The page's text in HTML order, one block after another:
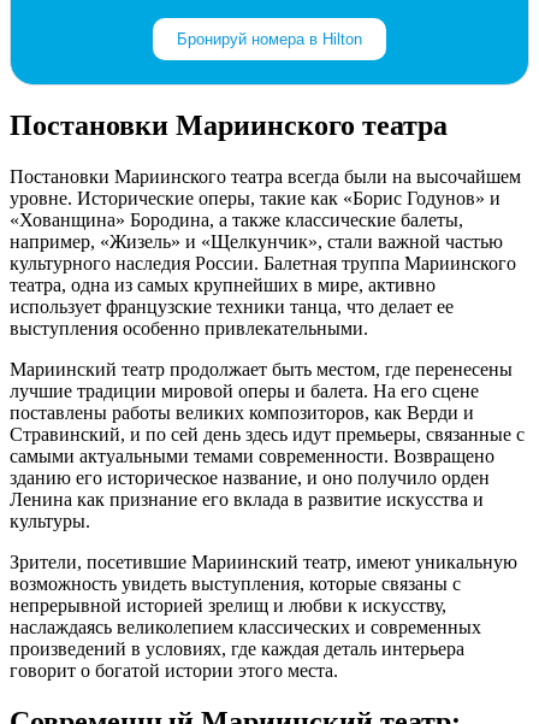
Бронируй номера в Hilton
Постановки Мариинского театра
Постановки Мариинского театра всегда были на высочайшем
уровне. Исторические оперы, такие как «Борис Годунов» и
«Хованщина» Бородина, а также классические балеты,
например, «Жизель» и «Щелкунчик», стали важной частью
культурного наследия России. Балетная труппа Мариинского
театра, одна из самых крупнейших в мире, активно
использует французские техники танца, что делает ее
выступления особенно привлекательными.
Мариинский театр продолжает быть местом, где перенесены
лучшие традиции мировой оперы и балета. На его сцене
поставлены работы великих композиторов, как Верди и
Стравинский, и по сей день здесь идут премьеры, связанные с
самыми актуальными темами современности. Возвращено
зданию его историческое название, и оно получило орден
Ленина как признание его вклада в развитие искусства и
культуры.
Зрители, посетившие Мариинский театр, имеют уникальную
возможность увидеть выступления, которые связаны с
непрерывной историей зрелищ и любви к искусству,
наслаждаясь великолепием классических и современных
произведений в условиях, где каждая деталь интерьера
говорит о богатой истории этого места.